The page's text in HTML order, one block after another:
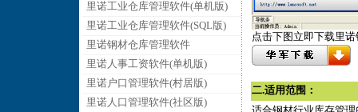
里诺工业仓库管理软件(单机版)
里诺工业仓库管理软件(SQL版)
里诺钢材仓库管理软件
里诺人事工资软件(单机版)
里诺户口管理软件(村居版)
里诺人口管理软件(社区版)
点击下图立即下载里
二.适用范围：